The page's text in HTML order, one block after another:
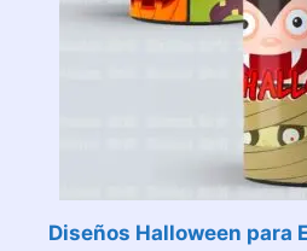
Diseños Halloween para